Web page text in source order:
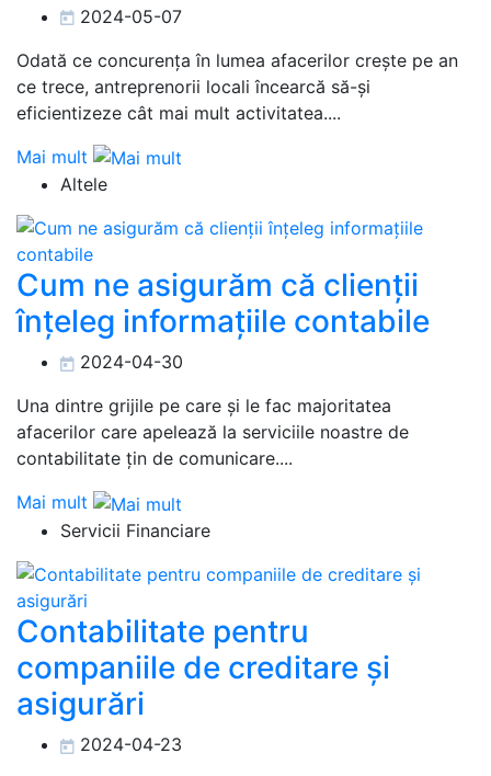
2024-05-07
Odată ce concurența în lumea afacerilor crește pe an
ce trece, antreprenorii locali încearcă să-și
eficientizeze cât mai mult activitatea....
Mai mult
Altele
Cum ne asigurăm că clienții
înțeleg informațiile contabile
2024-04-30
Una dintre grijile pe care și le fac majoritatea
afacerilor care apelează la serviciile noastre de
contabilitate țin de comunicare....
Mai mult
Servicii Financiare
Contabilitate pentru
companiile de creditare și
asigurări
2024-04-23